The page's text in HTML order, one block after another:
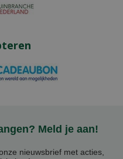
Meld je aan!
nieuwsbrief met acties,